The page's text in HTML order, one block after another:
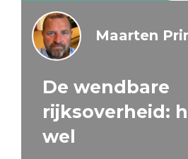
Maarten
De wendbare
rijksoverheid:
wel